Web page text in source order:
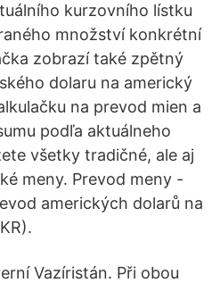
kurzovního lístku
množství konkrétní
zobrazí také zpětný
dolaru na americký
na prevod mien a
podľa aktuálneho
všetky tradičné, ale aj
meny. Prevod meny -
amerických dolarů na
Vazíristán. Při obou